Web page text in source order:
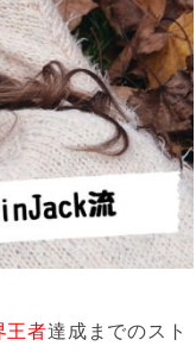
王者達成までのスト